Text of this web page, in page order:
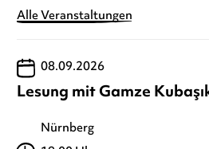
Alle Veranstaltungen
08.09.2026
Lesung mit Gamze
Nürnberg